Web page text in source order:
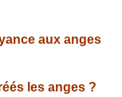
aux anges
les anges ?